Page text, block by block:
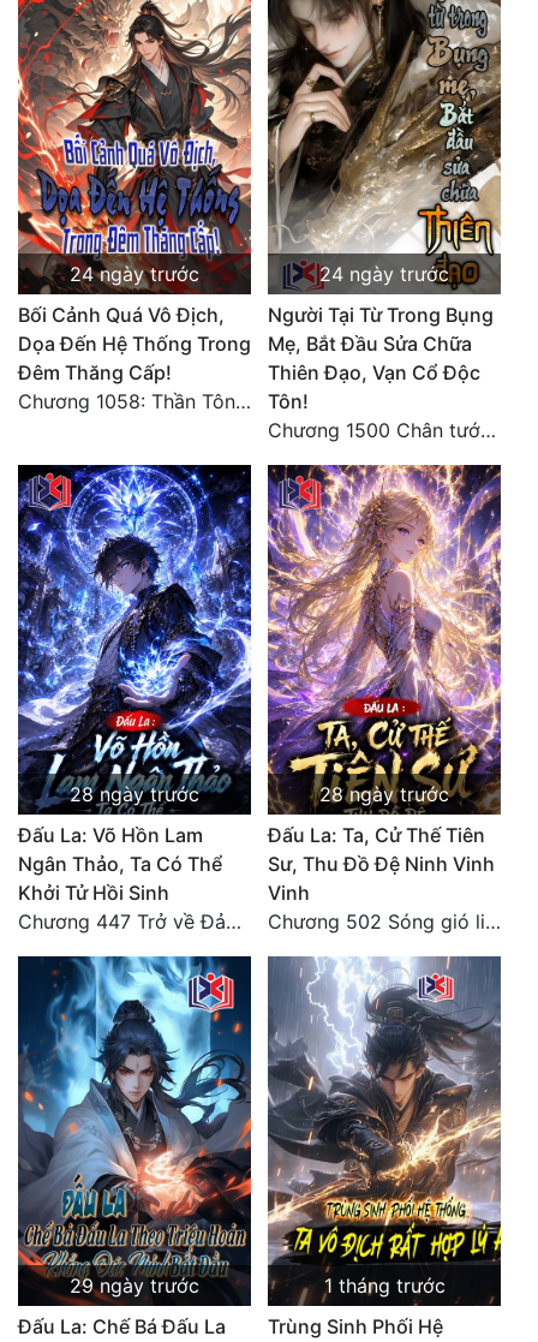
Đẹp
Đẹp Hiệp
Tính Cách Nhân Vật :
Cơ Trí
Sát Phạt Quyết Đoán
Vô Sỉ
Điềm Đạm
24 ngày trước
Bối Cảnh Quá Vô Địch,
Dọa Đến Hệ Thống Trong
Đêm Thăng Cấp!
Chương 1058: Thần Tôn vây giết, một kiếm bêu đầu, liều mạng một lần!
24 ngày trước
Người Tại Từ Trong Bụng
Mẹ, Bắt Đầu Sửa Chữa
Thiên Đạo, Vạn Cổ Độc
Tôn!
Chương 1500 Chân tướng thế giới! Tam thế hợp nhất! (kết thúc) (5)
28 ngày trước
Đấu La: Võ Hồn Lam
Ngân Thảo, Ta Có Thể
Khởi Tử Hồi Sinh
Chương 447 Trở về Đảo Hải Thần
28 ngày trước
Đấu La: Ta, Cử Thế Tiên
Sư, Thu Đồ Đệ Ninh Vinh
Vinh
Chương 502 Sóng gió liên hồi, nguy cơ sinh nở của Ninh Vinh Vinh [HẾT]
29 ngày trước
Đấu La: Chế Bá Đấu La
1 tháng trước
Trùng Sinh Phối Hệ